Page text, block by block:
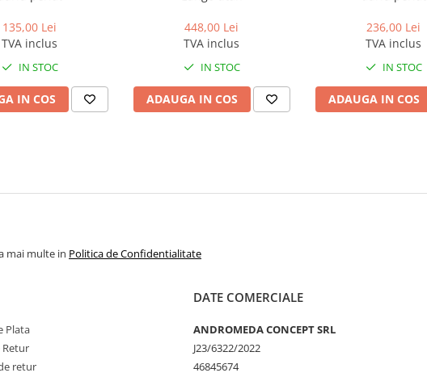
135,00 Lei
TVA inclus
IN STOC
IN COS
448,00 Lei
TVA inclus
IN STOC
ADAUGA IN COS
236,00 Lei
TVA inclus
IN STOC
ADAUGA IN COS
mai multe in Politica de Confidentialitate
Plata
Retur
retur
DATE COMERCIALE
ANDROMEDA CONCEPT SRL
J23/6322/2022
46845674